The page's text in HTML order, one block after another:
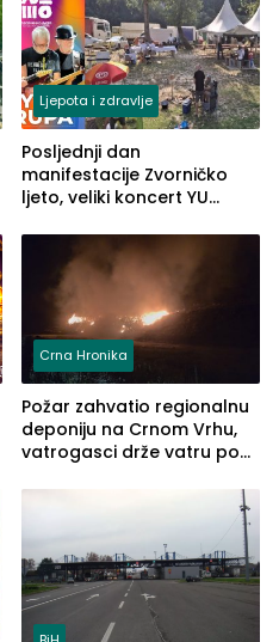
Ljepota i zdravlje
Posljednji dan
manifestacije Zvorničko
ljeto, veliki koncert YU
ove godine
Crna Hronika
Požar zahvatio regionalnu
deponiju na Crnom Vrhu,
vatrogasci drže vatru pod